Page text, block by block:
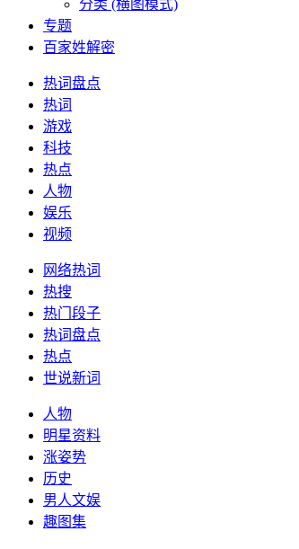
分类 (横图模式)
专题
百家姓解密
热词盘点
热词
游戏
科技
热点
人物
娱乐
视频
网络热词
热搜
热门段子
热词盘点
热点
世说新词
人物
明星资料
涨姿势
历史
男人文娱
趣图集